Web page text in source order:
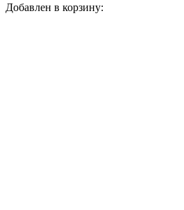
Добавлен в корзину: